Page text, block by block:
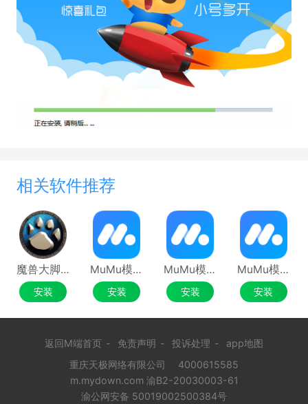
相关软件推荐
魔兽大脚插件(bigfoot)
安装
MuMu模拟器最新版
安装
MuMu模拟器电脑版
安装
MuMu模拟器6.0
安装
返回M端首页 - 免责声明 - 投诉处理 -
app地图
重庆天极网络有限公司
4000615585
m.mydown.com 渝B2-20030003-61
渝公网安备 50019002500384号